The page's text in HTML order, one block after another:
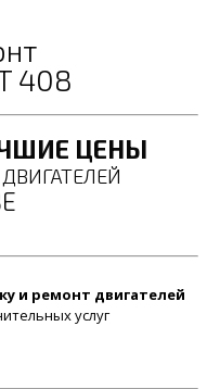
408
ЦЕНЫ
и ремонт двигателей
услуг